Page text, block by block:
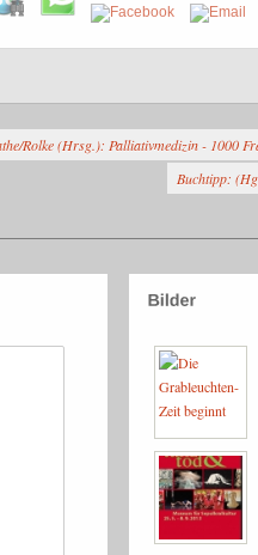
Rolke (Hrsg.): Palliativmedizin - 1000
Buchtipp: